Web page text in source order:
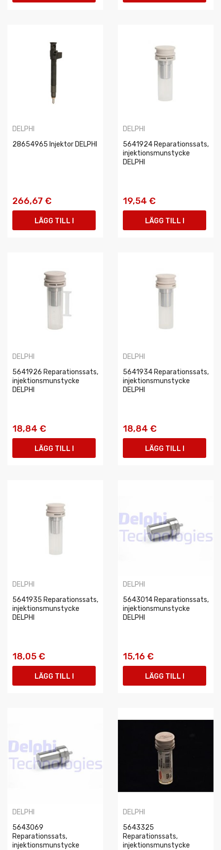
DELPHI
28654965 Injektor DELPHI
266,67 €
LÄGG TILL I
DELPHI
5641924 Reparationssats,
injektionsmunstycke
DELPHI
19,54 €
LÄGG TILL I
DELPHI
5641926 Reparationssats,
injektionsmunstycke
DELPHI
18,84 €
LÄGG TILL I
DELPHI
5641934 Reparationssats,
injektionsmunstycke
DELPHI
18,84 €
LÄGG TILL I
DELPHI
5641935 Reparationssats,
injektionsmunstycke
DELPHI
18,05 €
LÄGG TILL I
DELPHI
5643014 Reparationssats,
injektionsmunstycke
DELPHI
15,16 €
LÄGG TILL I
DELPHI
5643069
Reparationssats,
injektionsmunstycke
DELPHI
5643325
Reparationssats,
injektionsmunstycke